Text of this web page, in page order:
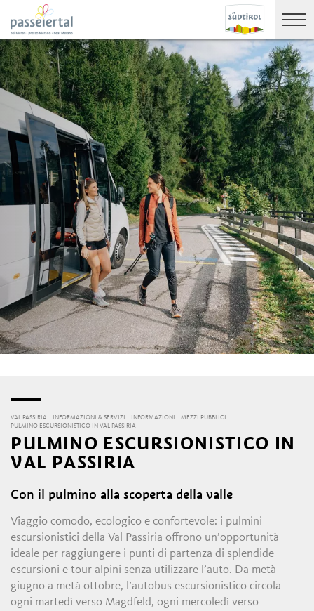
VAL PASSIRIA INFORMAZIONI & SERVIZI INFORMAZIONI
MEZZI PUBBLICI
PULMINO ESCURSIONISTICO IN VAL PASSIRIA
PULMINO ESCURSIONISTICO IN
VAL PASSIRIA
Con il pulmino alla scoperta della valle
Viaggio comodo, ecologico e confortevole: i pulmini
escursionistici della Val Passiria offrono un’opportunità
ideale per raggiungere i punti di partenza di splendide
escursioni e tour alpini senza utilizzare l’auto. Da metà
giugno a metà ottobre, l’autobus escursionistico circola
ogni martedì verso Magdfeld, ogni mercoledì verso